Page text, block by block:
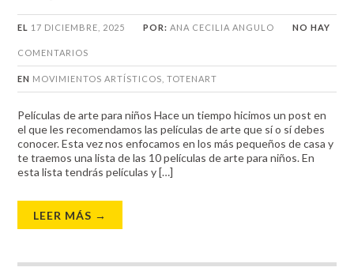
EL 17 DICIEMBRE, 2025 POR:ANA CECILIA ANGULO NO HAY
COMENTARIOS
EN MOVIMIENTOS ARTÍSTICOS ,TOTENART
Películas de arte para niños Hace un tiempo hicimos un post en
el que les recomendamos las películas de arte que sí o sí debes
conocer. Esta vez nos enfocamos en los más pequeños de casa y
te traemos una lista de las 10 películas de arte para niños. En
esta lista tendrás películas y […]
LEER MÁS →